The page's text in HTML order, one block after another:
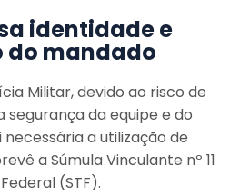
identidade e
do mandado
Militar, devido ao risco de
da equipe e do
a utilização de
a Súmula Vinculante nº 11
(STF).